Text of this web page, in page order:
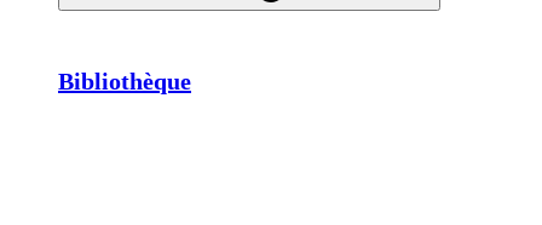
Bibliothèque